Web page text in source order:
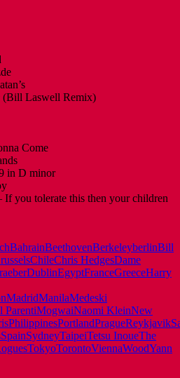
(Bill Laswell Remix)
Come
in D minor
If you tolerate this then your children
BahrainBeethovenBerkeleyberlinBill
ChileChris HedgesDame
DublinEgyptFranceGreeceHarry
MadridManilaMedeski
ParentiMogwaiNaomi KleinNew
PhilippinesPortlandPragueReykjavik
SpainSydneyTaipeiTetsu InoueThe
TokyoTorontoViennaWoodYann